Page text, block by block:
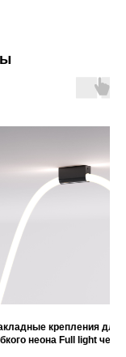
крепления для
неона Full light